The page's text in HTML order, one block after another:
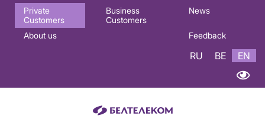
Основная
навигация
Private
Customers
Business
Customers
News
About us Feedback
RU BE EN